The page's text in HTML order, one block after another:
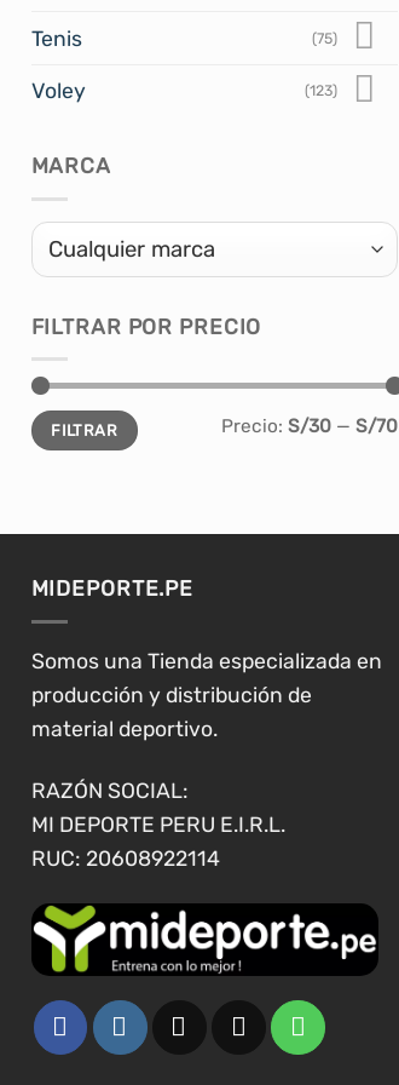
Tenis (75)
Voley (123)
MARCA
FILTRAR POR PRECIO
Precio
mínimo
Precio
máximo
FILTRAR Precio: S/30— S/70
MIDEPORTE.PE
Somos una Tienda especializada en
producción y distribución de
material deportivo.
RAZÓN SOCIAL:
MI DEPORTE PERU E.I.R.L.
RUC: 20608922114